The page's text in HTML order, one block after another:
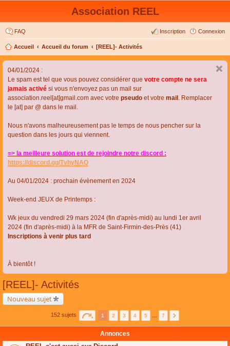
Association REEL
FAQ Connexion
Inscription
Accueil Accueil du forum [REEL]- Activités
04/01/2024 :
Le spam est tel que vous pouvez considérer que votre compte ne sera
jamais activé si vous n'envoyez pas un mail sur
association.reel[at]gmail.com avec votre pseudo et votre mail . Remplacer
le [at] par @ dans le mail.
Nous n'avons malheureusement pas le temps de nous pencher sur la
question dans les jours qui viennent.
=> la meilleure solution est de rejoindre notre discord :
https://discord.gg/TvhyNAQ
Au 04/01/2024 : prochain évènement en 2024
Week-end JEUX de Printemps :
Wk jeux du vendredi 29 mars 2024 (fin d'après-midi) au lundi 1er avril
2024 (fin d'après-midi) à la MFR de Saint-Firmin-des-Près (41)
Inscriptions à venir plus tard
À bientôt !
[REEL]- Activités
Nouveau sujet
152 sujets 1 2 3 4 5 7
Annonces